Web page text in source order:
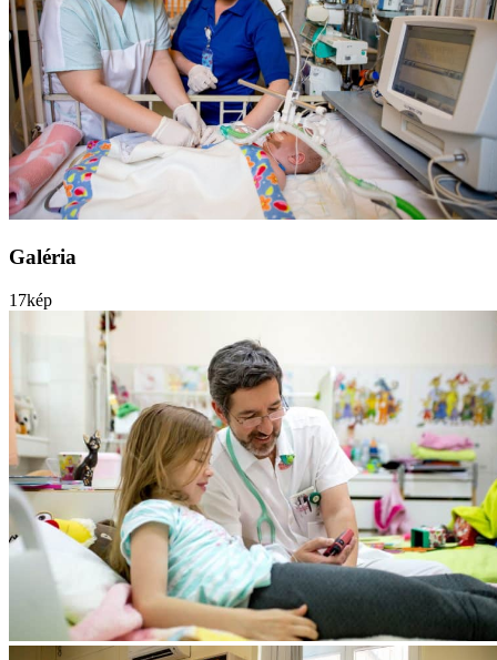
Galéria
17kép